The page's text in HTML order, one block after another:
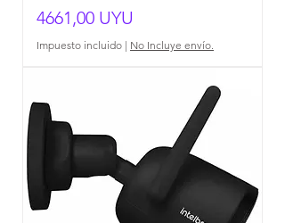
Precio
4661,00 UYU
Impuesto incluido | No Incluye envío.